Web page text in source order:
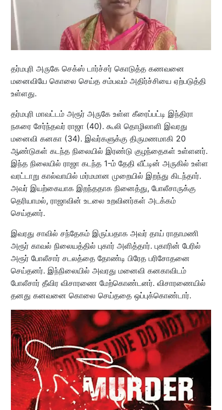
தர்மபுரி அருகே செக்ஸ் டார்ச்சர் கொடுத்த கணவனை
மனைவியே கொலை செய்த சம்பவம் அதிர்ச்சியை ஏற்படுத்தி
உள்ளது.
தர்மபுரி மாவட்டம் அரூர் அருகே உள்ள கீரைப்பட்டி இந்திரா
நகரை சேர்ந்தவர் ராஜா (40). கூலி தொழிலாளி இவரது
மனைவி கனகா (34). இவர்களுக்கு திருமணமாகி 20
ஆண்டுகள் கடந்த நிலையில் இரண்டு குழந்தைகள் உள்ளனர்.
இந்த நிலையில் ராஜா கடந்த 1-ம் தேதி வீட்டின் அருகில் உள்ள
வரட்டாறு கால்வாயில் மர்மமான முறையில் இறந்து கிடந்தார்.
அவர் இயற்கையாக இறந்ததாக நினைத்து, போலீசாருக்கு
தெரியாமல், ராஜாவின் உடலை உறவினர்கள் அடக்கம்
செய்தனர்.
இவரது சாவில் சந்தேகம் இருப்பதாக அவர் தாய் ராதாமணி
அரூர் காவல் நிலையத்தில் புகார் அளித்தார். புகாரின் பேரில்
அரூர் போலீசார் சடலத்தை தோண்டி பிரேத பரிசோதனை
செய்தனர். இந்நிலையில் அவரது மனைவி கனகாவிடம்
போலீசார் தீவிர விசாரணை மேற்கொண்டனர். விசாரணையில்
தனது கனவனை கொலை செய்ததை ஒப்புக்கொண்டார்.